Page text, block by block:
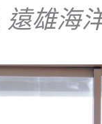
遠雄海